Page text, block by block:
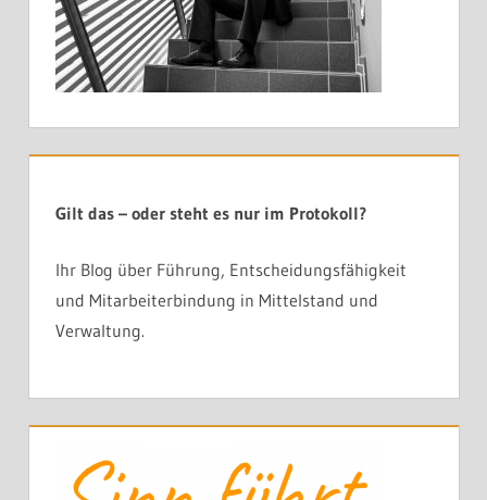
Gilt das – oder steht es nur im Protokoll?
Ihr Blog über Führung, Entscheidungsfähigkeit
und Mitarbeiterbindung in Mittelstand und
Verwaltung.